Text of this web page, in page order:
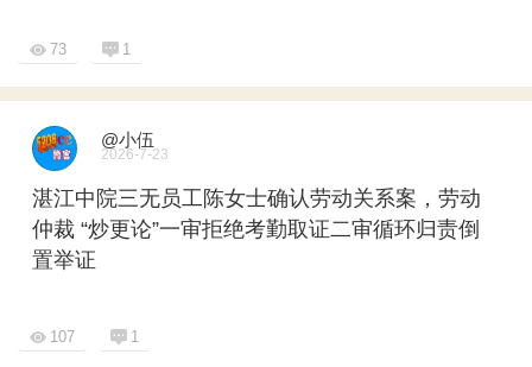
73 1
@小伍
2026-7-23
湛江中院三无员工陈女士确认劳动关系案，劳动
仲裁 “炒更论”一审拒绝考勤取证二审循环归责倒
置举证
107 1